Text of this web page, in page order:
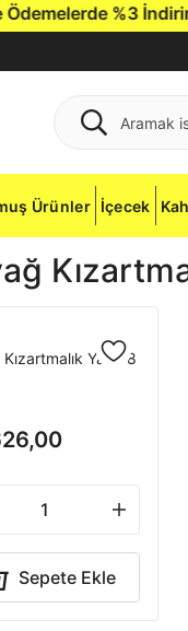
%3 İndirim
Ürünler İçecek
Yağ 18
Sepete Ekle